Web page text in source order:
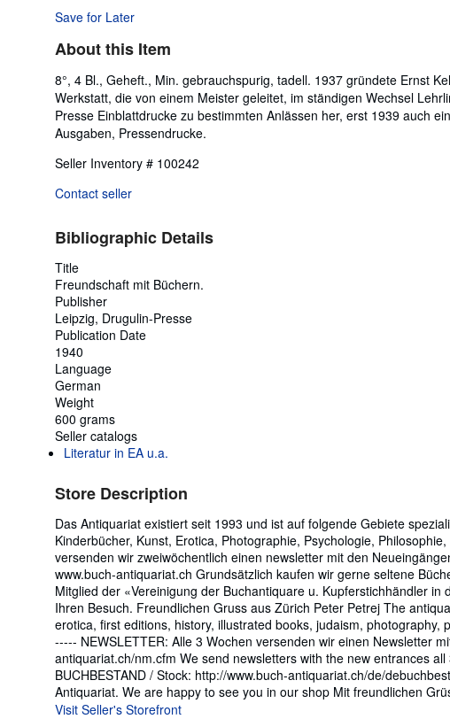
Save for Later
About this Item
8°, 4 Bl., Geheft., Min. gebrauchspurig, tadell. 1937 gründete Ernst
Werkstatt, die von einem Meister geleitet, im ständigen Wechsel
Presse Einblattdrucke zu bestimmten Anlässen her, erst 1939 auch
Ausgaben, Pressendrucke.
Seller Inventory # 100242
Contact seller
Bibliographic Details
Title
Freundschaft mit Büchern.
Publisher
Leipzig, Drugulin-Presse
Publication Date
1940
Language
German
Weight
600 grams
Seller catalogs
Literatur in EA u.a.
Store Description
Das Antiquariat existiert seit 1993 und ist auf folgende Gebiete
Kinderbücher, Kunst, Erotica, Photographie, Psychologie,
versenden wir zweiwöchentlich einen newsletter mit den
www.buch-antiquariat.ch Grundsätzlich kaufen wir gerne seltene
Mitglied der «Vereinigung der Buchantiquare u. Kupferstichhändler
Ihren Besuch. Freundlichen Gruss aus Zürich Peter Petrej The
erotica, first editions, history, illustrated books, judaism,
----- NEWSLETTER: Alle 3 Wochen versenden wir einen Newsletter
antiquariat.ch/nm.cfm We send newsletters with the new entrances
BUCHBESTAND / Stock: http://www.buch-antiquariat.ch/de/
Antiquariat. We are happy to see you in our shop Mit freundlichen
Visit Seller's Storefront